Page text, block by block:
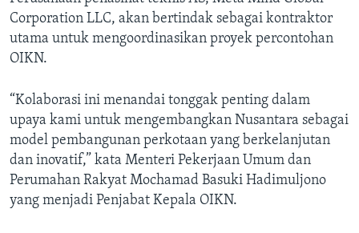
Corporation LLC, akan bertindak sebagai kontraktor
utama untuk mengoordinasikan proyek percontohan
OIKN.
“Kolaborasi ini menandai tonggak penting dalam
upaya kami untuk mengembangkan Nusantara sebagai
model pembangunan perkotaan yang berkelanjutan
dan inovatif,” kata Menteri Pekerjaan Umum dan
Perumahan Rakyat Mochamad Basuki Hadimuljono
yang menjadi Penjabat Kepala OIKN.